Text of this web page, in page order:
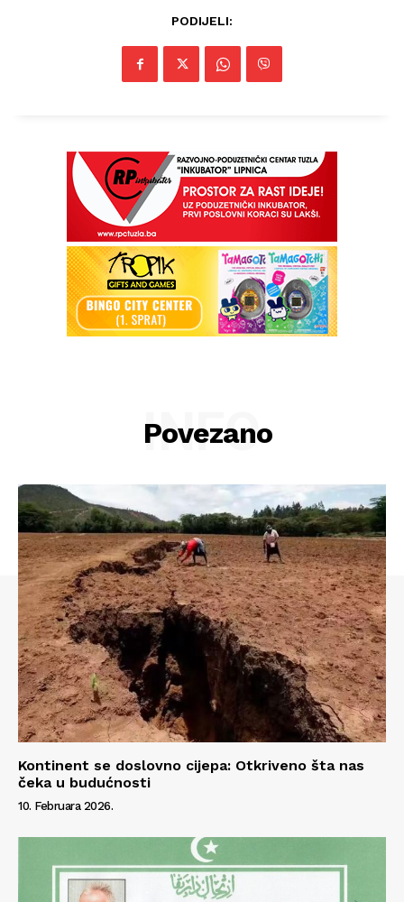
PODIJELI:
Povezano
INFO
Kontinent se doslovno cijepa: Otkriveno šta nas
čeka u budućnosti
10. Februara 2026.